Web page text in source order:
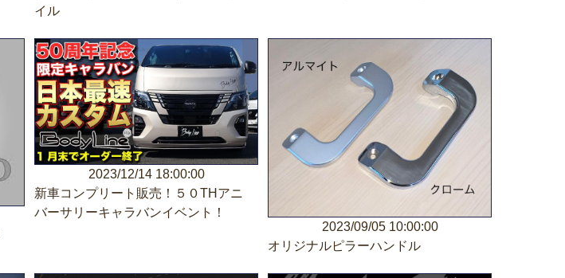
イル
2023/12/14 18:00:00
新車コンプリート販売！５０THアニ
バーサリーキャラバンイベント！
2023/09/05 10:00:00
オリジナルピラーハンドル